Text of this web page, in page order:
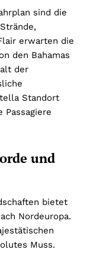
sind die
erwarten die
den Bahamas
der
Standort
und
bietet
Nordeuropa.
Muss.